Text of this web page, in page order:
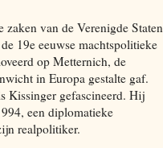
van de Verenigde Staten
19e eeuwse machtspolitieke
op Metternich, de
in Europa gestalte gaf.
Kissinger gefascineerd. Hij
een diplomatieke
realpolitiker.